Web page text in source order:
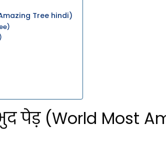
Tree hindi)
पेड़ (World Most